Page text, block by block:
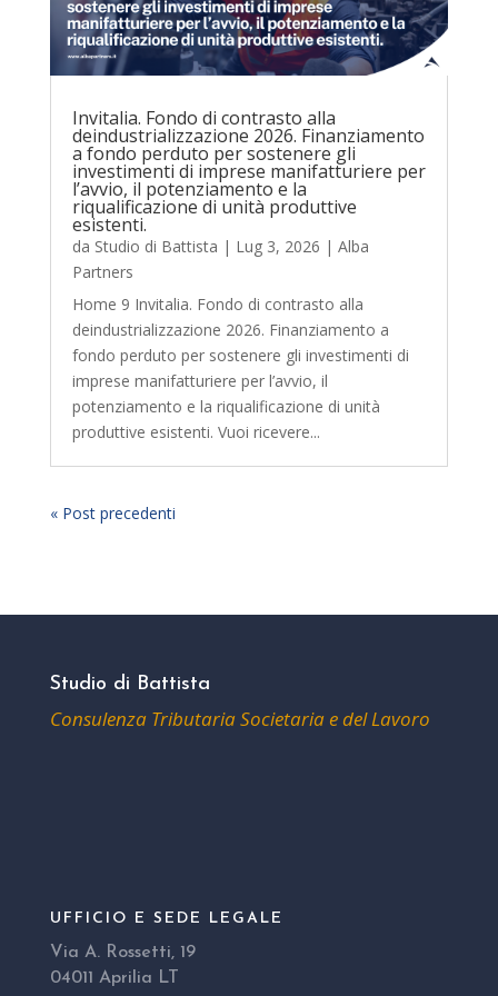
Invitalia. Fondo di contrasto alla
deindustrializzazione 2026. Finanziamento
a fondo perduto per sostenere gli
investimenti di imprese manifatturiere per
l’avvio, il potenziamento e la
riqualificazione di unità produttive
esistenti.
da Studio di Battista | Lug 3, 2026 | Alba
Partners
Home 9 Invitalia. Fondo di contrasto alla
deindustrializzazione 2026. Finanziamento a
fondo perduto per sostenere gli investimenti di
imprese manifatturiere per l’avvio, il
potenziamento e la riqualificazione di unità
produttive esistenti. Vuoi ricevere...
« Post precedenti
Studio di Battista
Consulenza Tributaria Societaria e del Lavoro
UFFICIO E SEDE LEGALE
Via A. Rossetti, 19
04011 Aprilia LT